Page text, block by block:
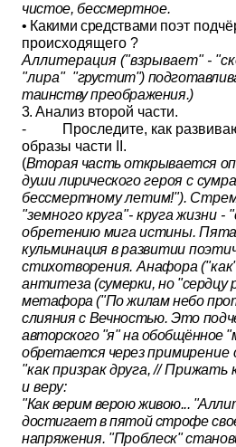
чистое, бессмертное.
• Какимиcpeдствами поэт
происходящего ?
Аллитерация ("взрывает" -
"лира" "грустит")
таинству преображения.)
3. Анализ второй части.
- Проследите, как
образы части
.
(Вторая часть открывается
души лирическогогероя с
бессмертному летим!").
"земного круга"- круга жизни -
обрете­нию мига истины.
кульминация в развитии
стихотворения. Анафора
антитеза(сумерки, но "сердцу
метафора ("По жилам небо
слияния с Вечностью. Это
авторского "я" на обобщённое
обретается черезпримирение
"как призрак друга, // Прижать
и веру:
"Как верим верою живою...
достигает в пятойстрофе
напряжения. "Проблеск"